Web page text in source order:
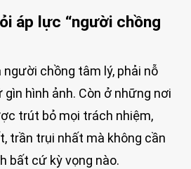
áp lực “người chồng
người chồng tâm lý, phải nỗ
gìn hình ảnh. Còn ở những nơi
trút bỏ mọi trách nhiệm,
trần trụi nhất mà không cần
bất cứ kỳ vọng nào.